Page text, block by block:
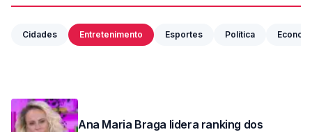
Cidades Entretenimento Esportes Política
Virginia Fonseca celebra renovação de
Vini Jr no Real Madrid e afasta rumores
Ana Maria Braga lidera ranking dos